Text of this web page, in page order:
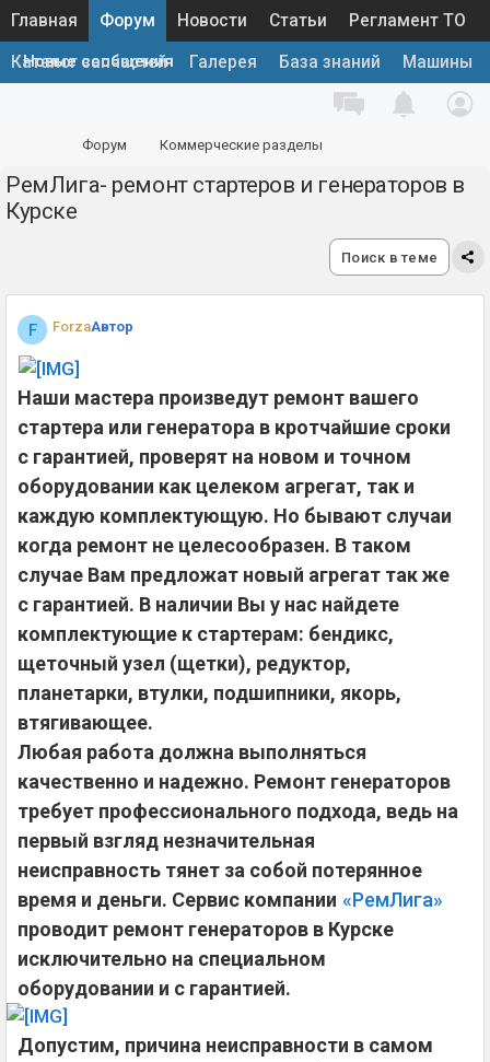
Главная Форум
Новые сообщения
Новости Статьи Регламент ТО
Каталог запчастей Галерея База знаний Машины
Форум Коммерческие разделы
Запчасти и аксессуары Услуги ремонта
РемЛига- ремонт стартеров и генераторов в
Курске
Поиск в теме
F ForzaАвтор
Наши мастера произведут ремонт вашего
стартера или генератора в кротчайшие сроки
с гарантией, проверят на новом и точном
оборудовании как целеком агрегат, так и
каждую комплектующую. Но бывают случаи
когда ремонт не целесообразен. В таком
случае Вам предложат новый агрегат так же
с гарантией. В наличии Вы у нас найдете
комплектующие к стартерам: бендикс,
щеточный узел (щетки), редуктор,
планетарки, втулки, подшипники, якорь,
втягивающее.
Любая работа должна выполняться
качественно и надежно. Ремонт генераторов
требует профессионального подхода, ведь на
первый взгляд незначительная
неисправность тянет за собой потерянное
время и деньги. Сервис компании «РемЛига»
проводит ремонт генераторов в Курске
исключительно на специальном
оборудовании и с гарантией.
Допустим, причина неисправности в самом